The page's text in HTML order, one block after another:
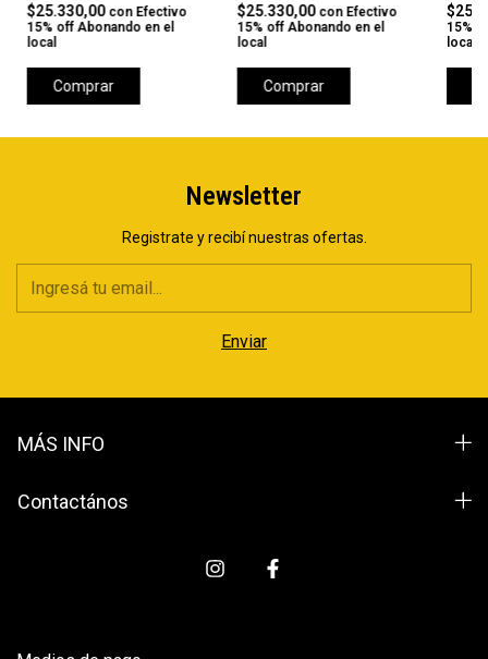
$25.330,00 con Efectivo
15% off Abonando en el
local
Comprar
$25.330,00 con Efectivo
15% off Abonando en el
local
Comprar
15%
local
Newsletter
Registrate y recibí nuestras ofertas.
MÁS INFO
Contactános